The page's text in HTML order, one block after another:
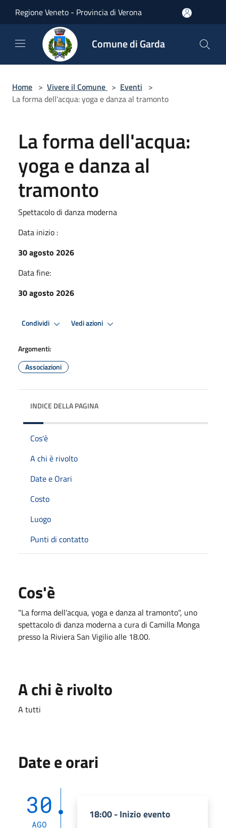
Regione Veneto - Provincia di Verona
Comune di Garda
Home > Vivere il Comune > Eventi >
La forma dell'acqua: yoga e danza al tramonto
La forma dell'acqua:
yoga e danza al
tramonto
Spettacolo di danza moderna
Data inizio :
30 agosto 2026
Data fine:
30 agosto 2026
Condividi Vedi azioni
Argomenti:
Associazioni
INDICE DELLA PAGINA
Cos'è
A chi è rivolto
Date e Orari
Costo
Luogo
Punti di contatto
Cos'è
"La forma dell'acqua, yoga e danza al tramonto", uno
spettacolo di danza moderna a cura di Camilla Monga
presso la Riviera San Vigilio alle 18.00.
A chi è rivolto
A tutti
Date e orari
30
AGO
18:00 - Inizio evento